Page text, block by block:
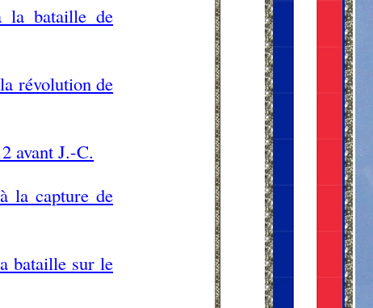
la bataille de
révolution de
avant J.-C.
la capture de
bataille sur le